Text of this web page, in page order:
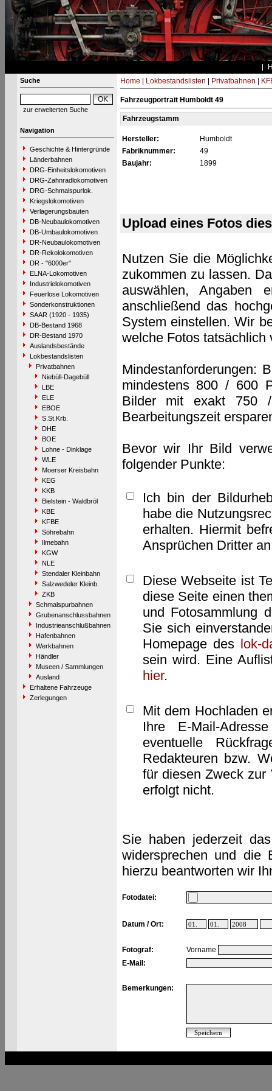
Suche
zur erweiterten Suche
Navigation
Geschichte & Hintergründe
Länderbahnen
DRG-Einheitslokomotiven
DRG-Zahnradlokomotiven
DRG-Schmalspurlok.
Kriegslokomotiven
Verlagerungsbauten
DB-Neubaulokomotiven
DB-Umbaulokomotiven
DR-Neubaulokomotiven
DR-Rekolokomotiven
DR - "6000er"
ELNA-Lokomotiven
Industrielokomotiven
Feuerlose Lokomotiven
Sonderkonstruktionen
SAAR (1920 - 1935)
DB-Bestand 1968
DR-Bestand 1970
Auslandsbestände
Lokbestandslisten
Privatbahnen
Niebüll-Dagebüll
LBE
ELE
EBOE
S.St.Krb.
DHE
BOE
Lohne - Dinklage
WLE
Moerser Kreisbahn
KEG
KKB
Bielstein - Waldbröl
KBE
KFBE
Söhrebahn
Ilmebahn
KGW
NLE
Stendaler Kleinbahn
Salzwedeler Kleinb.
ZKB
Schmalspurbahnen
Grubenanschlussbahnen
Industrieanschlußbahnen
Hafenbahnen
Werkbahnen
Händler
Museen / Sammlungen
Ausland
Erhaltene Fahrzeuge
Zerlegungen
Home Lokbestandslisten Privatbahnen
Fahrzeugportrait Humboldt 49
Fahrzeugstamm
Hersteller:
Humboldt
Fabriknummer:
49
Baujahr:
1899
Upload eines Fotos
Nutzen Sie die
zukommen zu lassen.
auswählen, Angaben
anschließend das
System einstellen. Wir
welche Fotos tatsächlich
Mindestanforderungen:
mindestens 800 / 600
Bilder mit exakt 750
Bearbeitungszeit
Bevor wir Ihr Bild
folgender Punkte:
Ich bin der
habe die
erhalten. Hiermit
Ansprüchen Dritter
Diese Webseite ist
diese Seite einen
und Fotosammlung
Sie sich
Homepage des lok-
sein wird. Eine
hier.
Mit dem Hochladen
Ihre E-Mail-
eventuelle
Redakteuren bzw.
für diesen Zweck zur
erfolgt nicht.
Sie haben jederzeit
widersprechen und die
hierzu beantworten wir
Fotodatei:
Datum / Ort:
Fotograf:
Vorname
E-Mail:
Bemerkungen: